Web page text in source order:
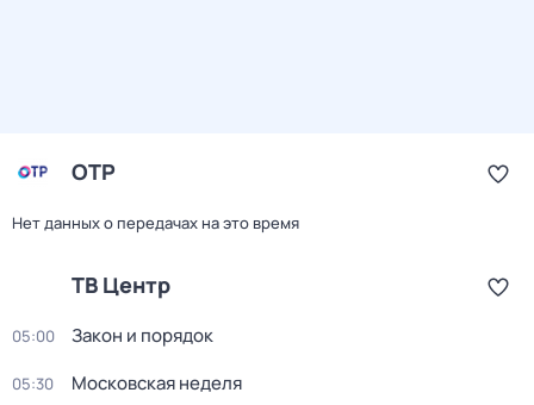
ОТР
Нет данных о передачах на это время
ТВ Центр
05:00 Закон и порядок
05:30 Московская неделя